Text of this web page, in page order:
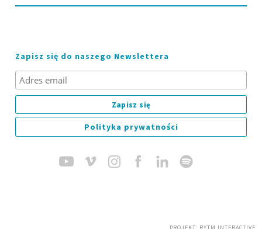
Zapisz się do naszego Newslettera
Polityka prywatności